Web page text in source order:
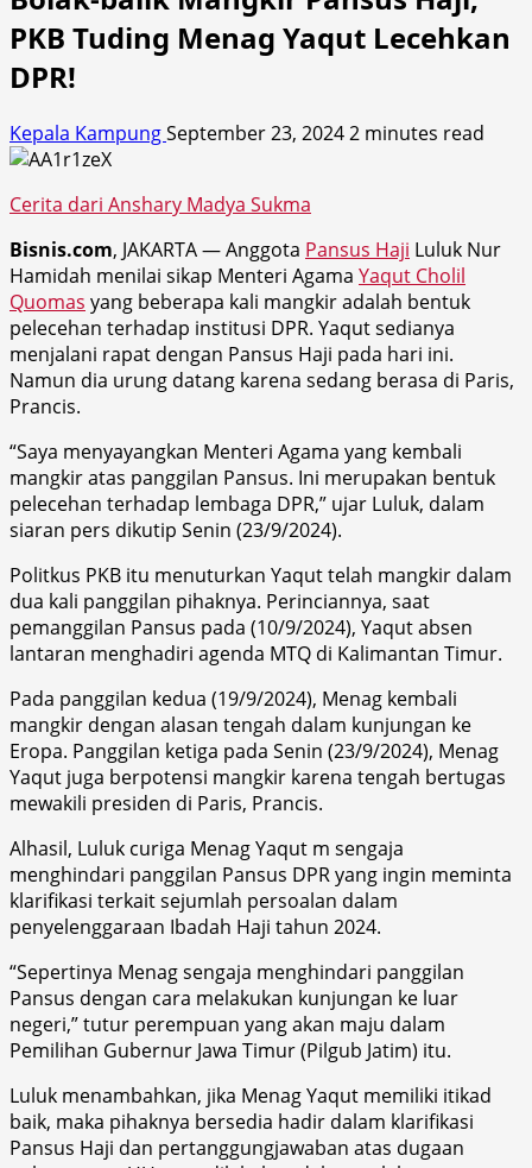
PKB Tuding Menag Yaqut Lecehkan
DPR!
Kepala KampungSeptember 23, 20242 minutes read
Cerita dari Anshary Madya Sukma
Bisnis.com, JAKARTA — Anggota Pansus Haji Luluk Nur
Hamidah menilai sikap Menteri Agama Yaqut Cholil
Quomas yang beberapa kali mangkir adalah bentuk
pelecehan terhadap institusi DPR. Yaqut sedianya
menjalani rapat dengan Pansus Haji pada hari ini.
Namun dia urung datang karena sedang berasa di Paris,
Prancis.
“Saya menyayangkan Menteri Agama yang kembali
mangkir atas panggilan Pansus. Ini merupakan bentuk
pelecehan terhadap lembaga DPR,” ujar Luluk, dalam
siaran pers dikutip Senin (23/9/2024).
Politkus PKB itu menuturkan Yaqut telah mangkir dalam
dua kali panggilan pihaknya. Perinciannya, saat
pemanggilan Pansus pada (10/9/2024), Yaqut absen
lantaran menghadiri agenda MTQ di Kalimantan Timur.
Pada panggilan kedua (19/9/2024), Menag kembali
mangkir dengan alasan tengah dalam kunjungan ke
Eropa. Panggilan ketiga pada Senin (23/9/2024), Menag
Yaqut juga berpotensi mangkir karena tengah bertugas
mewakili presiden di Paris, Prancis.
Alhasil, Luluk curiga Menag Yaqut m sengaja
menghindari panggilan Pansus DPR yang ingin meminta
klarifikasi terkait sejumlah persoalan dalam
penyelenggaraan Ibadah Haji tahun 2024.
“Sepertinya Menag sengaja menghindari panggilan
Pansus dengan cara melakukan kunjungan ke luar
negeri,” tutur perempuan yang akan maju dalam
Pemilihan Gubernur Jawa Timur (Pilgub Jatim) itu.
Luluk menambahkan, jika Menag Yaqut memiliki itikad
baik, maka pihaknya bersedia hadir dalam klarifikasi
Pansus Haji dan pertanggungjawaban atas dugaan